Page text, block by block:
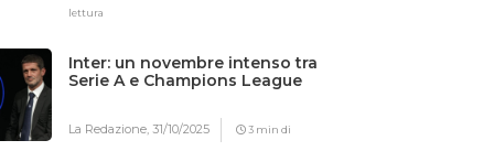
lettura
Inter: un novembre intenso tra
Serie A e Champions League
La Redazione,31/10/2025 3 min di